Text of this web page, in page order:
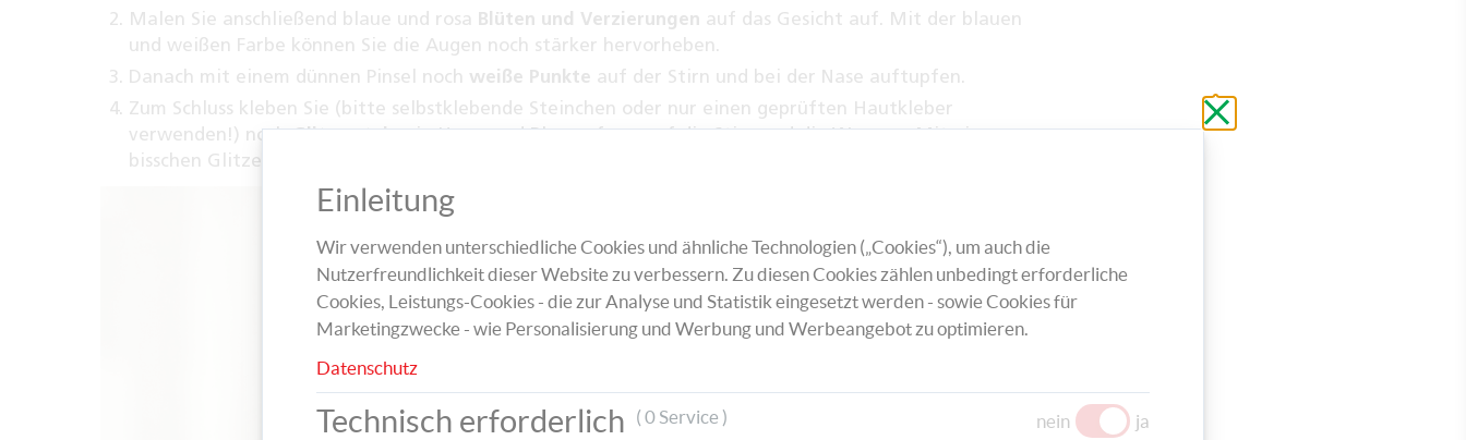
Malen Sie anschließend blaue und rosa Blüten und Verzierungen auf das Gesicht auf. Mit der blauen
und weißen Farbe können Sie die Augen noch stärker hervorheben.
Danach mit einem dünnen Pinsel noch weiße Punkte auf der Stirn und bei der Nase auftupfen.
Zum Schluss kleben Sie (bitte selbstklebende Steinchen oder nur einen geprüften Hautkleber
verwenden!) nochGlitzersteinein Herz- und Blumenform auf die Stirn und die Wangen. Mit ein
bisschen Glitzerstaub wird die Prinzessin unendlich strahlen.
Schließen
ohne
zu
Einleitung
Wir verwenden unterschiedliche Cookies und ähnliche Technologien („Cookies“), um auch die
Nutzerfreundlichkeit dieser Website zu verbessern. Zu diesen Cookies zählen unbedingt erforderliche
Cookies, Leistungs-Cookies - die zur Analyse und Statistik eingesetzt werden - sowie Cookies für
Marketingzwecke - wie Personalisierung und Werbung und Werbeangebot zu optimieren.
Datenschutz
Technisch erforderlich ( 0 Service ) nein ja